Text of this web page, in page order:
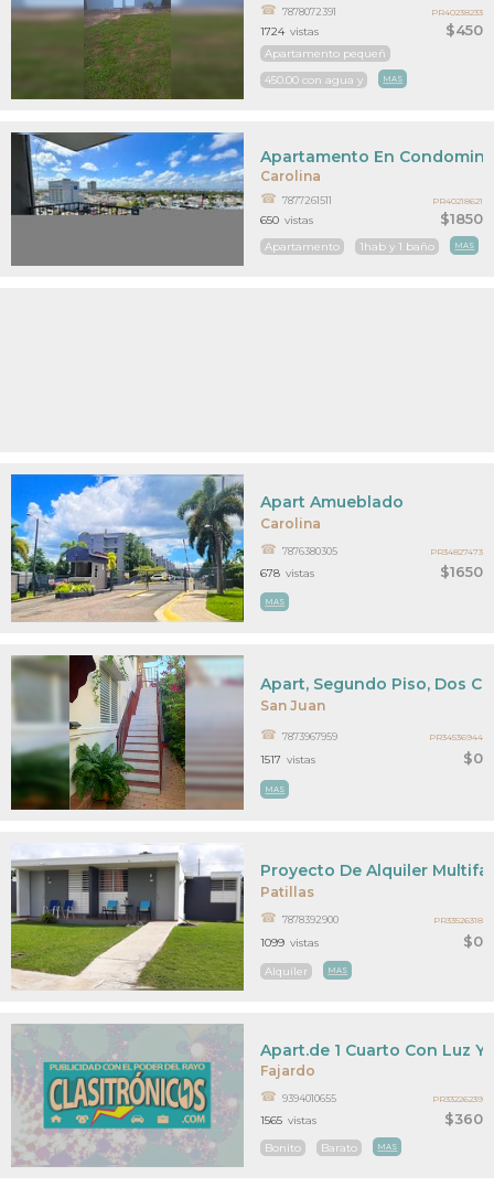
$450
7878072391
Apartamento pequeñ
450.00 con agua y
MAS
1724 vistas
PR40238233
Carolina
$1850
Apartamento En
7877261511
Apartamento 1hab y 1 baño MAS
650 vistas
PR40218621
Carolina
$1650
Apart Amueblado
7876380305
MAS
678 vistas
PR34827473
San Juan
$0
Apart, Segundo Piso, Dos
7873967959
MAS
1517 vistas
PR34536944
Patillas
$0
Proyecto De Alquiler
7878392900
Alquiler MAS
1099 vistas
PR33526318
Fajardo
$360
Apart.de 1 Cuarto Con Luz
9394010655
Bonito Barato MAS
1565 vistas
PR33226239